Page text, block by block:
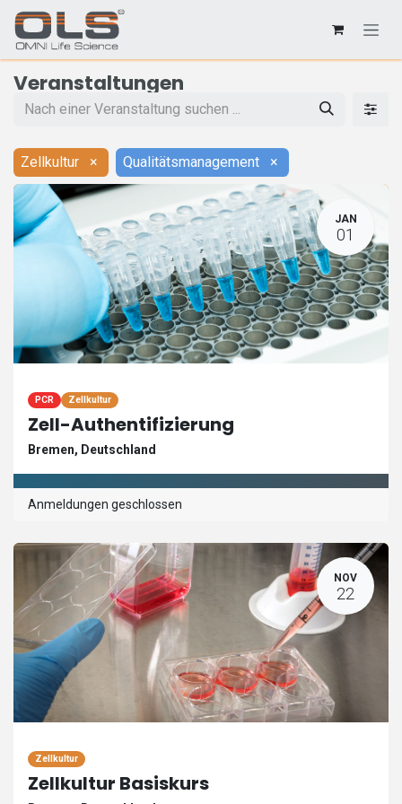
Veranstaltungen
Zellkultur × Qualitätsmanagement ×
JAN
01
PCR Zellkultur
Zell-Authentifizierung
Bremen, Deutschland
Anmeldungen geschlossen
NOV
22
Zellkultur
Zellkultur Basiskurs